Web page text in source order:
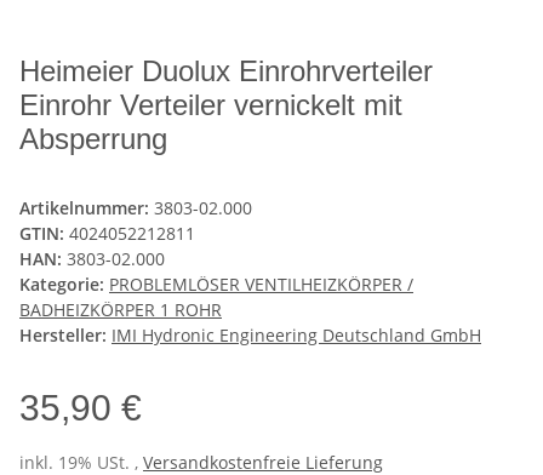
Heimeier Duolux Einrohrverteiler
Einrohr Verteiler vernickelt mit
Absperrung
Artikelnummer: 3803-02.000
GTIN: 4024052212811
HAN: 3803-02.000
Kategorie: PROBLEMLÖSER VENTILHEIZKÖRPER /
BADHEIZKÖRPER 1 ROHR
Hersteller: IMI Hydronic Engineering Deutschland GmbH
35,90 €
inkl. 19% USt. , Versandkostenfreie Lieferung